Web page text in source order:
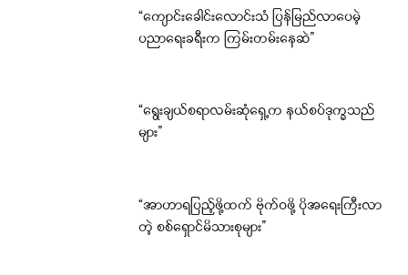
“ကျောင်းခေါင်းလောင်းသံ ပြန်မြည်လာပေမဲ့
ပညာရေးခရီးက ကြမ်းတမ်းနေဆဲ”
“ရွေးချယ်စရာလမ်းဆုံရှေ့က နယ်စပ်ဒုက္ခသည်
များ”
“အာဟာရပြည့်ဖို့ထက် ဗိုက်ဝဖို့ ပိုအရေးကြီးလာ
တဲ့ စစ်ရှောင်မိသားစုများ”